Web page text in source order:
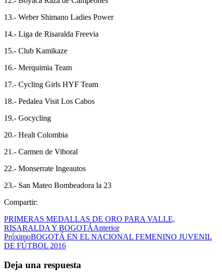
13.- Weber Shimano Ladies Power
14.- Liga de Risaralda Freevia
15.- Club Kamikaze
16.- Merquimia Team
17.- Cycling Girls HYF Team
18.- Pedalea Visit Los Cabos
19.- Gocycling
20.- Healt Colombia
21.- Carmen de Viboral
22.- Monserrate Ingeautos
23.- San Mateo Bombeadora la 23
Compartir:
PRIMERAS MEDALLAS DE ORO PARA VALLE,
RISARALDA Y BOGOTÁAnterior
PróximoBOGOTÁ EN EL NACIONAL FEMENINO JUVENIL
DE FÚTBOL 2016
Deja una respuesta